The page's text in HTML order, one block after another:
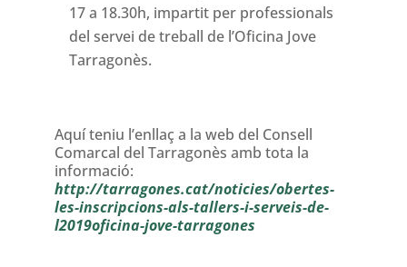
17 a 18.30h, impartit per professionals
del servei de treball de l’Oficina Jove
Tarragonès.
Aquí teniu l’enllaç a la web del Consell
Comarcal del Tarragonès amb tota la
informació:
http://tarragones.cat/noticies/obertes-
les-inscripcions-als-tallers-i-serveis-de-
l2019oficina-jove-tarragones